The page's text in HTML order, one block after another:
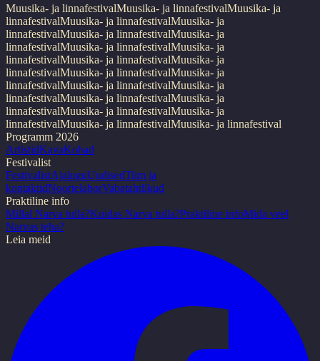
Muusika- ja linnafestivalMuusika- ja linnafestivalMuusika- ja
linnafestivalMuusika- ja linnafestivalMuusika- ja
linnafestivalMuusika- ja linnafestivalMuusika- ja
linnafestivalMuusika- ja linnafestivalMuusika- ja
linnafestivalMuusika- ja linnafestivalMuusika- ja
linnafestivalMuusika- ja linnafestivalMuusika- ja
linnafestivalMuusika- ja linnafestivalMuusika- ja
linnafestivalMuusika- ja linnafestivalMuusika- ja
linnafestivalMuusika- ja linnafestivalMuusika- ja
linnafestivalMuusika- ja linnafestivalMuusika- ja linnafestival
Programm 2026
ArtistidKavaKohad
Festivalist
FestivalistAjaluguUudisedTiim ja
kontaktidNoortelaborVabatahtlikud
Praktiline info
Millal Narva tulla?Kuidas Narva tulla?Praktiline infoMida veel
Narvas teha?
Leia meid